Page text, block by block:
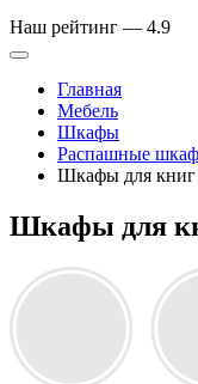
Наш рейтинг — 4.9
Главная
Мебель
Шкафы
Распашные
Шкафы для книг
Шкафы для